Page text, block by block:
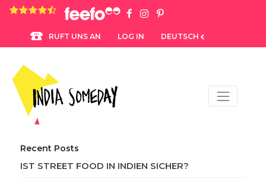
4.8 rating based on 1,234 ratings
RUFT UNS AN LOG IN DEUTSCH
Recent Posts
IST STREET FOOD IN INDIEN SICHER?